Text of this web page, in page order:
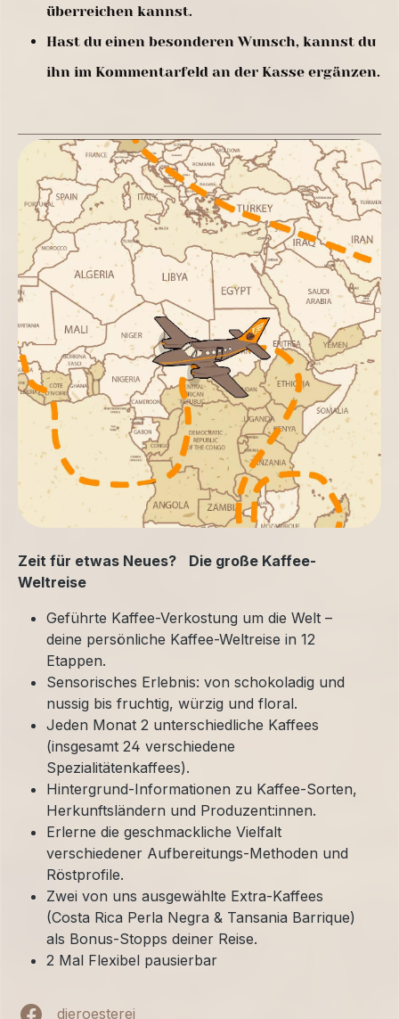
Zeit für etwas Neues? Die große Kaffee-
Weltreise
Geführte Kaffee-Verkostung um die Welt –
deine persönliche Kaffee-Weltreise in 12
Etappen.
Sensorisches Erlebnis: von schokoladig und
nussig bis fruchtig, würzig und floral.
Jeden Monat 2 unterschiedliche Kaffees
(insgesamt 24 verschiedene
Spezialitätenkaffees).
Hintergrund-Informationen zu Kaffee-Sorten,
Herkunftsländern und Produzent:innen.
Erlerne die geschmackliche Vielfalt
verschiedener Aufbereitungs-Methoden und
Röstprofile.
Zwei von uns ausgewählte Extra-Kaffees
(Costa Rica Perla Negra & Tansania Barrique)
als Bonus-Stopps deiner Reise.
2 Mal Flexibel pausierbar
dieroesterei
überreichen kannst.
Hast du einen besonderen Wunsch, kannst du
ihn im Kommentarfeld an der Kasse ergänzen.